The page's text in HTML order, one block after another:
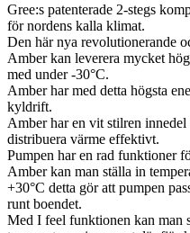
Gree:s patenterade 2-stegs
för nordens kalla klimat.
Den här nya revolutionerande
Amber kan leverera mycket
med under -30°C.
Amber har med detta högsta
kyldrift.
Amber har en vit stilren innedel
distribuera värme effektivt.
Pumpen har en rad funktioner
Amber kan man ställa in
+30°C detta gör att pumpen
runt boendet.
Med I feel funktionen kan man